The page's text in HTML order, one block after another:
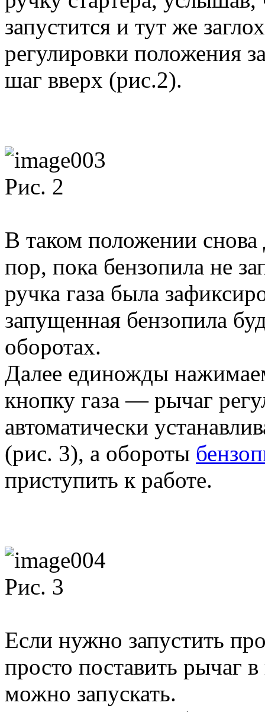
запустится и тут же
регулировки положения
шаг вверх (рис.2).
Рис. 2
В таком положении снова
пор, пока бензопила не
ручка газа была
запущенная бензопила
оборотах.
Далее единожды
кнопку газа — рычаг
автоматически
(рис. 3), а обороты
приступить к работе.
Рис. 3
Если нужно запустить
просто поставить рычаг
можно запускать.